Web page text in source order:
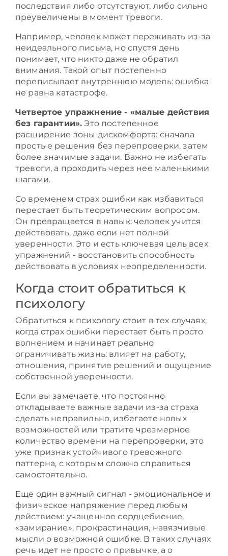
последствия либо отсутствуют, либо сильно
преувеличены в момент тревоги.
Например, человек может переживать из-за
неидеального письма, но спустя день
понимает, что никто даже не обратил
внимания. Такой опыт постепенно
переписывает внутреннюю модель: ошибка
не равна катастрофе.
Четвертое упражнение - «малые действия
без гарантии». Это постепенное
расширение зоны дискомфорта: сначала
простые решения без перепроверки, затем
более значимые задачи. Важно не избегать
тревоги, а проходить через нее маленькими
шагами.
Со временем страх ошибки как избавиться
перестает быть теоретическим вопросом.
Он превращается в навык: человек учится
действовать, даже если нет полной
уверенности. Это и есть ключевая цель всех
упражнений - восстановить способность
действовать в условиях неопределенности.
Когда стоит обратиться к
психологу
Обратиться к психологу стоит в тех случаях,
когда страх ошибки перестает быть просто
волнением и начинает реально
ограничивать жизнь: влияет на работу,
отношения, принятие решений и ощущение
собственной уверенности.
Если вы замечаете, что постоянно
откладываете важные задачи из-за страха
сделать неправильно, избегаете новых
возможностей или тратите чрезмерное
количество времени на перепроверки, это
уже признак устойчивого тревожного
паттерна, с которым сложно справиться
самостоятельно.
Еще один важный сигнал - эмоциональное и
физическое напряжение перед любым
действием: учащенное сердцебиение,
«замирание», прокрастинация, навязчивые
мысли о возможной ошибке. В таких случаях
речь идет не просто о привычке, а о